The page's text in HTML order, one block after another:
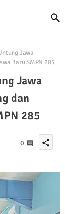
Jawa
Baru SMPN 285
Jawa
dan
285
0 share